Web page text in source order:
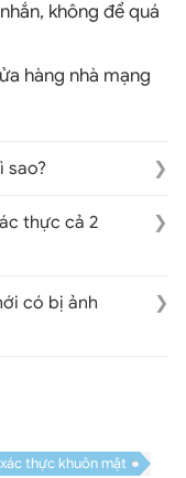
không để quá
hàng nhà mạng
sao?
Kẻ gian cắm
2 giờ nếu
thực cả 2
có bị ảnh
xác thực khuôn mặt